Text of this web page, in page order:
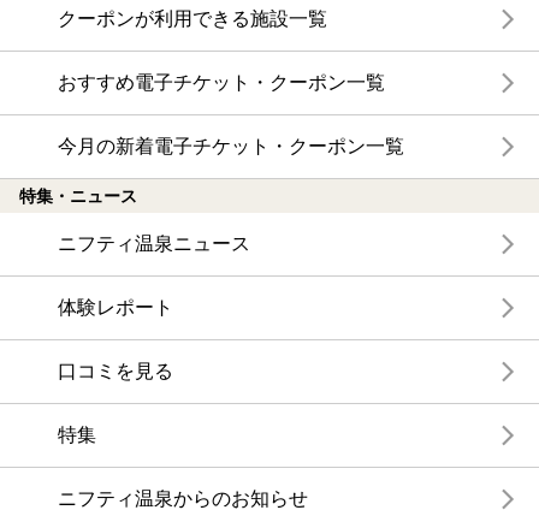
クーポンが利用できる施設一覧
おすすめ電子チケット・クーポン一覧
今月の新着電子チケット・クーポン一覧
特集・ニュース
ニフティ温泉ニュース
体験レポート
口コミを見る
特集
ニフティ温泉からのお知らせ